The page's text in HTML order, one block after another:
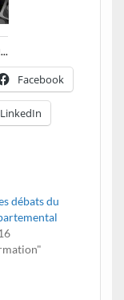
Facebook
LinkedIn
débats du